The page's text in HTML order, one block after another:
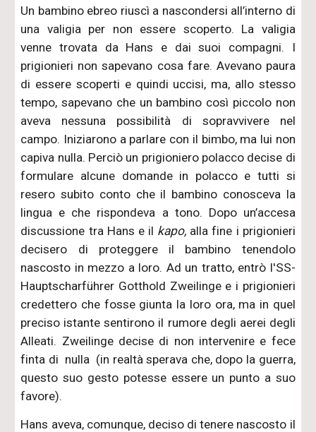
Un bambino ebreo riuscì a nascondersi all’interno di
una valigia per non essere scoperto. La valigia
venne trovata da Hans e dai suoi compagni. I
prigionieri non sapevano cosa fare. Avevano paura
di essere scoperti e quindi uccisi, ma, allo stesso
tempo, sapevano che un bambino così piccolo non
aveva nessuna possibilità di sopravvivere nel
campo. Iniziarono a parlare con il bimbo, ma lui non
capiva nulla. Perciò un prigioniero polacco decise di
formulare alcune domande in polacco e tutti si
resero subito conto che il bambino conosceva la
lingua e che rispondeva a tono. Dopo un’accesa
discussione tra Hans e il kapo, alla fine i prigionieri
decisero di proteggere il bambino tenendolo
nascosto in mezzo a loro. Ad un tratto, entrò l'SS-
Hauptscharführer Gotthold Zweilinge e i prigionieri
credettero che fosse giunta la loro ora, ma in quel
preciso istante sentirono il rumore degli aerei degli
Alleati. Zweilinge decise di non intervenire e fece
finta di nulla (in realtà sperava che, dopo la guerra,
questo suo gesto potesse essere un punto a suo
favore).
Hans aveva, comunque, deciso di tenere nascosto il